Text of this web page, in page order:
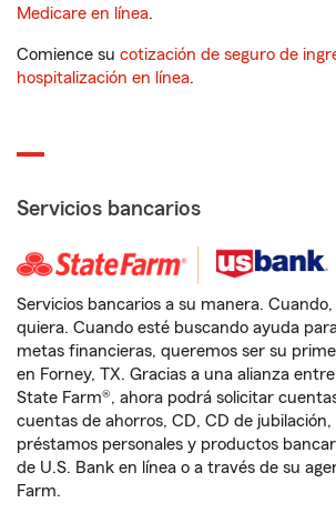
Medicare en línea.
Comience su cotización de seguro de
hospitalización en línea.
Servicios bancarios
Servicios bancarios a su manera.
quiera. Cuando esté buscando ayuda
metas financieras, queremos ser su
en Forney, TX. Gracias a una alianza
State Farm®, ahora podrá solicitar
cuentas de ahorros, CD, CD de
préstamos personales y productos
de U.S. Bank en línea o a través de su
Farm.